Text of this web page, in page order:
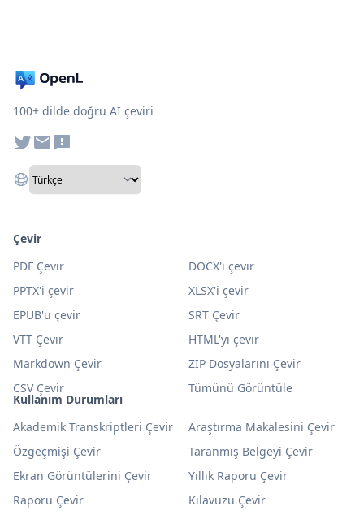
100+ dilde doğru AI çeviri
Kullanım Durumları
Akademik Transkriptleri Çevir
Araştırma Makalesini Çevir
Özgeçmişi Çevir
Taranmış Belgeyi Çevir
Ekran Görüntülerini Çevir
Yıllık Raporu Çevir
Raporu Çevir
Kılavuzu Çevir
Çevir
PDF Çevir
DOCX'ı çevir
PPTX'i çevir
XLSX'i çevir
EPUB'u çevir
SRT Çevir
VTT Çevir
HTML'yi çevir
Markdown Çevir
ZIP Dosyalarını Çevir
CSV Çevir
Tümünü Görüntüle